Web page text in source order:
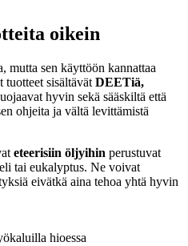
oikein
mutta sen käyttöön kannattaa
tuotteet sisältävät DEETiä,
hyvin sekä sääskiltä että
ohjeita ja vältä levittämistä
eteerisiin öljyihin perustuvat
tai eukalyptus. Ne voivat
eivätkä aina tehoa yhtä hyvin
hioessa